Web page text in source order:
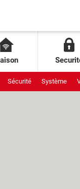
Sécurité Système